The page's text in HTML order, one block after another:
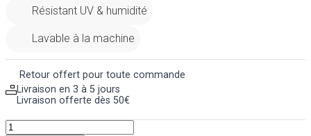
Résistant UV & humidité
Lavable à la machine
Retour offert pour toute commande
Livraison en 3 à 5 jours
Livraison offerte dès 50€